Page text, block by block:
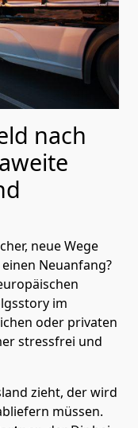
nach
neue Wege
Neuanfang?
im
oder privaten
stressfrei und
zieht, der wird
müssen.